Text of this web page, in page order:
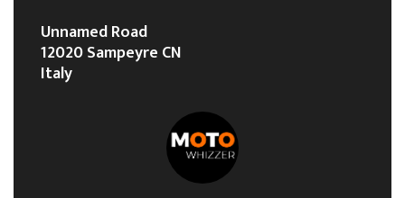
Unnamed Road
12020 Sampeyre CN
Italy